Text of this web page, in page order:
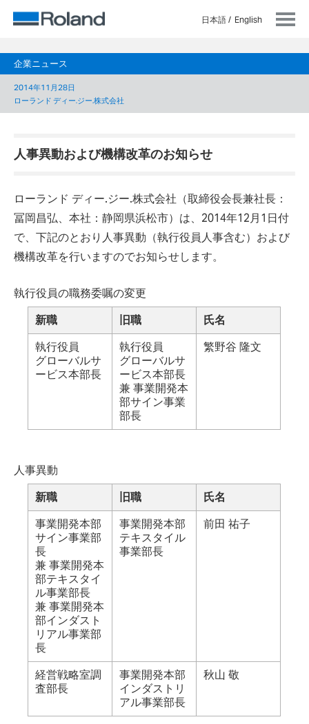
日本語 English
企業ニュース
2014年11月28日
ローランド ディー.ジー.株式会社
人事異動および機構改革のお知らせ
ローランド ディー.ジー.株式会社（取締役会長兼社長：
冨岡昌弘、本社：静岡県浜松市）は、2014年12月1日付
で、下記のとおり人事異動（執行役員人事含む）および
機構改革を行いますのでお知らせします。
執行役員の職務委嘱の変更
新職
旧職
氏名
執行役員
グローバルサ
ービス本部長
執行役員
グローバルサ
ービス本部長
兼 事業開発本
部サイン事業
部長
繁野谷 隆文
人事異動
新職
旧職
氏名
事業開発本部
サイン事業部
長
兼 事業開発本
部テキスタイ
ル事業部長
兼 事業開発本
部インダスト
リアル事業部
長
事業開発本部
テキスタイル
事業部長
前田 祐子
経営戦略室調
査部長
事業開発本部
インダストリ
アル事業部長
秋山 敬